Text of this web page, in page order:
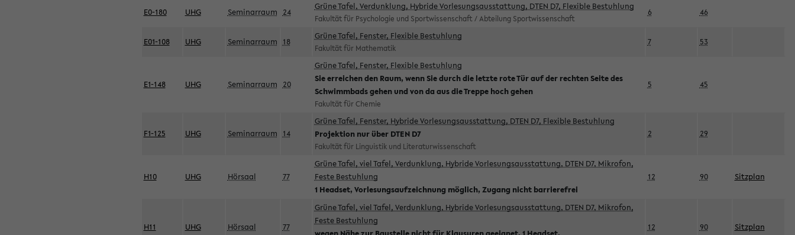
E0-180 UHG Seminarraum 24
Grüne Tafel, Verdunklung, Hybride Vorlesungsausstattung, DTEN D7, Flexible Bestuhlung
Fakultät für Psychologie und Sportwissenschaft / Abteilung Sportwissenschaft
6 46
E01-108 UHG Seminarraum 18
Grüne Tafel, Fenster, Flexible Bestuhlung
Fakultät für Mathematik
7 53
E1-148 UHG Seminarraum 20
Grüne Tafel, Fenster, Flexible Bestuhlung
Sie erreichen den Raum, wenn Sie durch die letzte rote Tür auf der rechten Seite des
Schwimmbads gehen und von da aus die Treppe hoch gehen
Fakultät für Chemie
5 45
F1-125 UHG Seminarraum 14
Grüne Tafel, Fenster, Hybride Vorlesungsausstattung, DTEN D7, Flexible Bestuhlung
Projektion nur über DTEN D7
Fakultät für Linguistik und Literaturwissenschaft
2 29
H10 UHG Hörsaal 77
Grüne Tafel, viel Tafel, Verdunklung, Hybride Vorlesungsausstattung, DTEN D7, Mikrofon,
Feste Bestuhlung
1 Headset, Vorlesungsaufzeichnung möglich, Zugang nicht barrierefrei
12 90 Sitzplan
H11 UHG Hörsaal 77
Grüne Tafel, viel Tafel, Verdunklung, Hybride Vorlesungsausstattung, DTEN D7, Mikrofon,
Feste Bestuhlung
12 90 Sitzplan